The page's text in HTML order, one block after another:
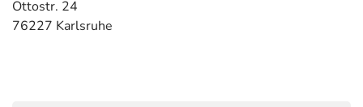
Ottostr. 24
76227 Karlsruhe